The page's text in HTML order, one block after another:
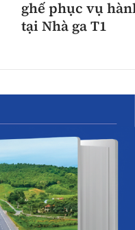
ghế phục vụ
tại Nhà ga T1